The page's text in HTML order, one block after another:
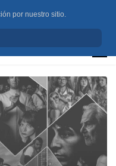
por nuestro sitio.